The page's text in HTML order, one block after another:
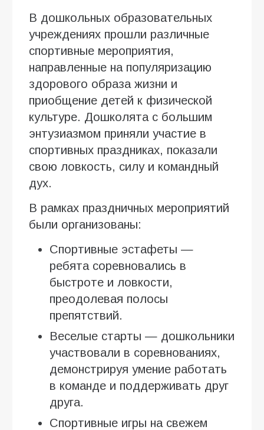
В дошкольных образовательных
учреждениях прошли различные
спортивные мероприятия,
направленные на популяризацию
здорового образа жизни и
приобщение детей к физической
культуре. Дошколята с большим
энтузиазмом приняли участие в
спортивных праздниках, показали
свою ловкость, силу и командный
дух.
В рамках праздничных мероприятий
были организованы:
Спортивные эстафеты —
ребята соревновались в
быстроте и ловкости,
преодолевая полосы
препятствий.
Веселые старты — дошкольники
участвовали в соревнованиях,
демонстрируя умение работать
в команде и поддерживать друг
друга.
Спортивные игры на свежем